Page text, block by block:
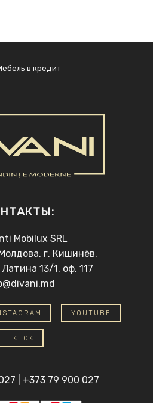
в кредит
Mobilux SRL
г. Кишинёв,
13/1, оф. 117
YOUTUBE
TIKTOK
+373 79 900 027